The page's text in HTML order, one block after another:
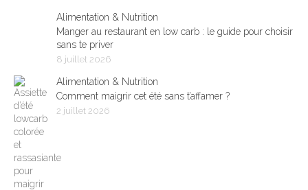
Alimentation & Nutrition
Manger au restaurant en low carb : le guide pour choisir
sans te priver
8 juillet 2026
Alimentation & Nutrition
Comment maigrir cet été sans t’affamer ?
2 juillet 2026